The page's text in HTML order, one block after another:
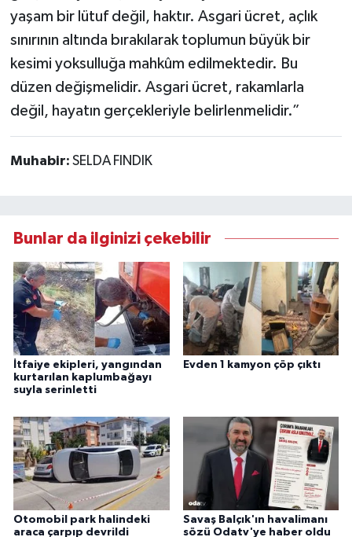
yaşam bir lütuf değil, haktır. Asgari ücret, açlık
sınırının altında bırakılarak toplumun büyük bir
kesimi yoksulluğa mahkûm edilmektedir. Bu
düzen değişmelidir. Asgari ücret, rakamlarla
değil, hayatın gerçekleriyle belirlenmelidir.”
Muhabir: SELDA FINDIK
Bunlar da ilginizi çekebilir
İtfaiye ekipleri, yangından
kurtarılan kaplumbağayı
suyla serinletti
Evden 1 kamyon çöp çıktı
Otomobil park halindeki
araca çarpıp devrildi
Savaş Balçık'ın havalimanı
sözü Odatv'ye haber oldu